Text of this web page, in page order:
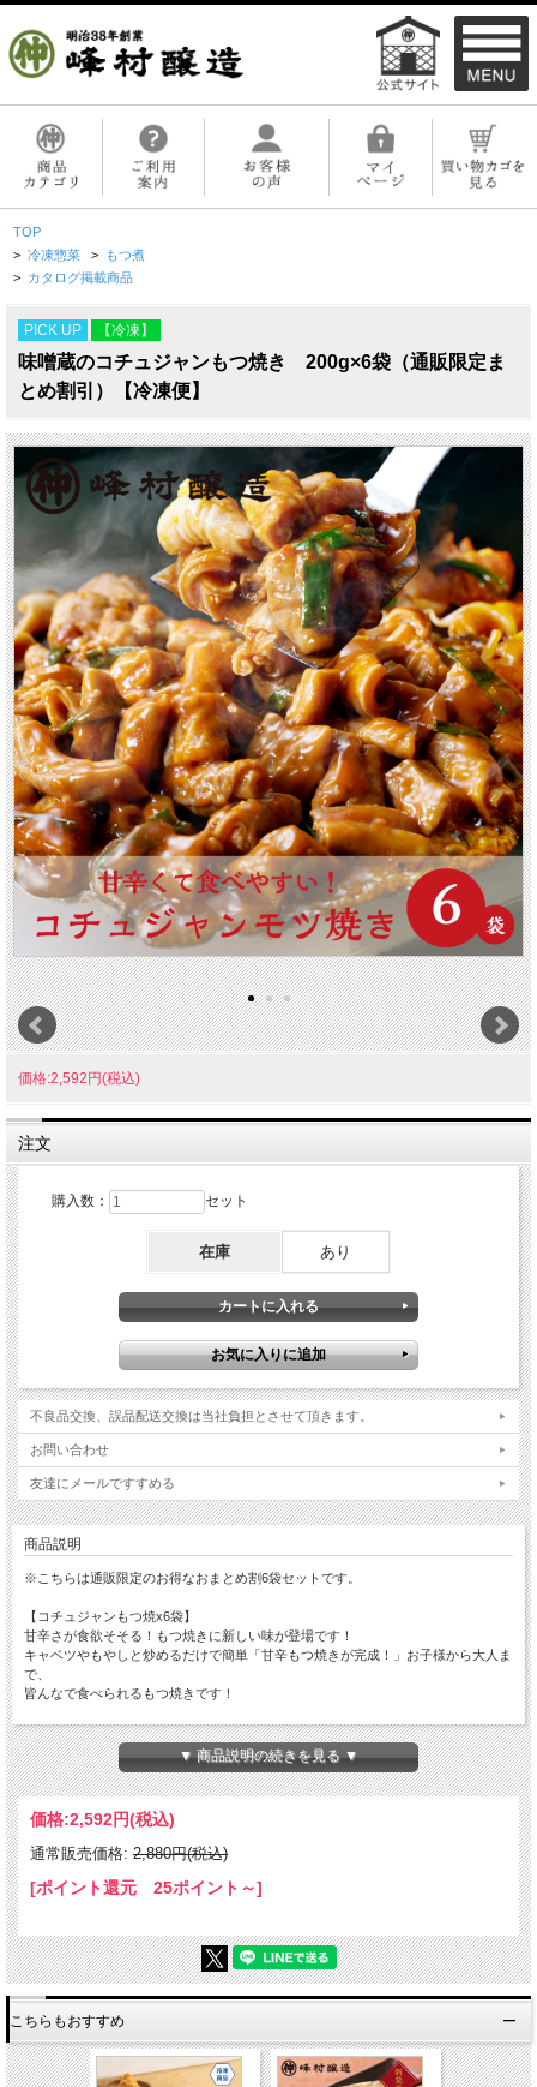
TOP
> 冷凍惣菜 > もつ煮
> カタログ掲載商品
PICK UP 【冷凍】
味噌蔵のコチュジャンもつ焼き 200g×6袋（通販限定ま
とめ割引）【冷凍便】
価格:2,592円(税込)
注文
購入数： セット
在庫 あり
不良品交換、誤品配送交換は当社負担とさせて頂きます。
お問い合わせ
友達にメールですすめる
商品説明
※こちらは通販限定のお得なおまとめ割6袋セットです。
【コチュジャンもつ焼x6袋】
甘辛さが食欲そそる！もつ焼きに新しい味が登場です！
キャベツやもやしと炒めるだけで簡単「甘辛もつ焼きが完成！」お子様から大人ま
で、
皆んなで食べられるもつ焼きです！
【原材料名】
・豚白もつ（国産）、醤油、砂糖・異性化液糖、コチュジャン、にんにく、ごま
油、食塩、
ごま、りんご/増粘剤（加工デンプン、キサンタン）、酒精、トレハロース、調味
料（アミノ酸等）、
パプリカ色素、酸味料、香辛料、ビタミンB1、（一部に小麦・豚肉・大豆・ご
ま・りんごを含む）
【内容量】
200gx6袋
エネルギー360kcal、たんぱく質25.8g、脂質21.2g、炭水化物16.6g、食塩相当量
4.4g
【賞味期限】
製造日から12ケ月
▼ 商品説明の続きを見る ▼
価格:2,592円(税込)
通常販売価格: 2,880円(税込)
[ポイント還元 25ポイント～]
こちらもおすすめ